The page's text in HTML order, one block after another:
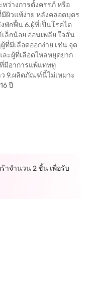
ว่างการตั้งครรภ์ หรือ
ผิวแพ้ง่าย หลังคลอดบุตร
พักฟื้น 6.ผู้ที่เป็นโรคไต
ล็กน้อย อ่อนเพลีย ใจสั่น
มีเลือดออกง่าย เช่น จุด
ละผู้ที่เลือดไหลหยุดยาก
มีอาการแพ้แทททู
9.ผลิตภัณฑ์นี้ไม่เหมาะ
ปี
าจำนวน 2 ชิ้น เพื่อรับ